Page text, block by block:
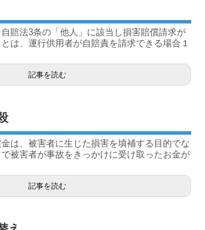
賠法3条の「他人」に該当し損害賠償請求が
は、運行供用者が自賠責を請求できる場合１
記事を読む
は、被害者に生じた損害を填補する目的でな
被害者が事故をきっかけに受け取ったお金が
記事を読む